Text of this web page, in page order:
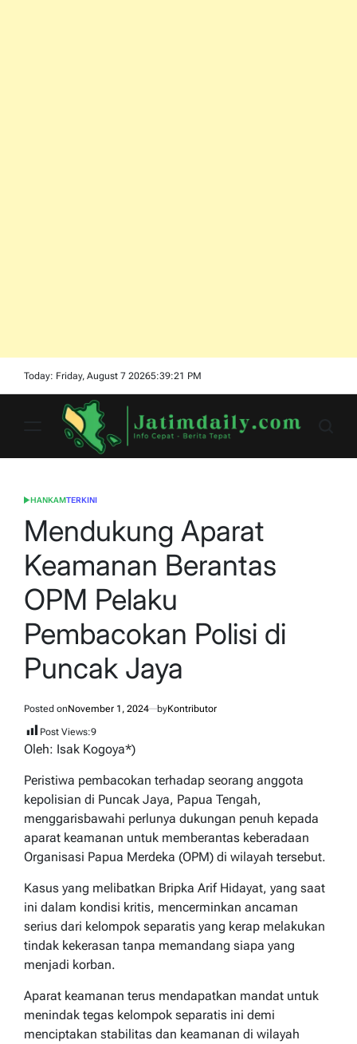
Today: Friday, August 7 20265:39:22 PM
POSTED
HANKAMTERKINI
Mendukung Aparat
Keamanan Berantas
OPM Pelaku
Pembacokan Polisi di
Puncak Jaya
Posted onNovember 1, 2024 byKontributor
Post Views:9
Oleh: Isak Kogoya*)
Peristiwa pembacokan terhadap seorang anggota
kepolisian di Puncak Jaya, Papua Tengah,
menggarisbawahi perlunya dukungan penuh kepada
aparat keamanan untuk memberantas keberadaan
Organisasi Papua Merdeka (OPM) di wilayah tersebut.
Kasus yang melibatkan Bripka Arif Hidayat, yang saat
ini dalam kondisi kritis, mencerminkan ancaman
serius dari kelompok separatis yang kerap melakukan
tindak kekerasan tanpa memandang siapa yang
menjadi korban.
Aparat keamanan terus mendapatkan mandat untuk
menindak tegas kelompok separatis ini demi
menciptakan stabilitas dan keamanan di wilayah